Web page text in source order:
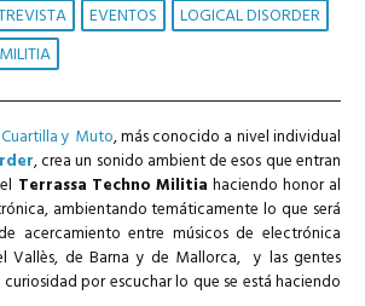
EVENTOS
LOGICAL DISORDER
Cuartilla y Muto, más conocido a nivel individual
, crea un sonido ambient de esos que entran
Terrassa Techno Militia haciendo honor al
ambientando temáticamente lo que será
acercamiento entre músicos de electrónica
Vallès, de Barna y de Mallorca, y las gentes
por escuchar lo que se está haciendo